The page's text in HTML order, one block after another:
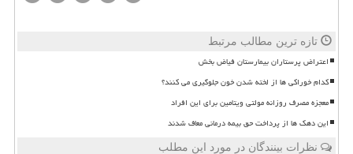
تازه ترین مطالب مرتبط
اعتراض پرستاران بیمارستان فیاض بخش
کدام خوراکی ها از لخته شدن خون جلوگیری می کنند؟
معجزه مصرف روزانه مولتی ویتامین برای این افراد
این دهک ها از پرداخت حق بیمه درمانی معاف شدند
نظرات بینندگان در مورد این مطلب